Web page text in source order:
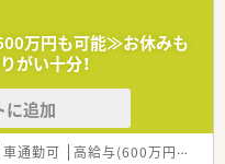
万円も可能≫お休みも
がい十分！
に追加
車通勤可 高給与(600万円以上)